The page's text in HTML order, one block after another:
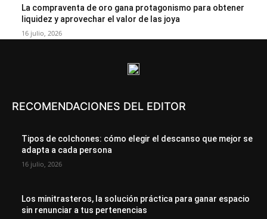
La compraventa de oro gana protagonismo para obtener
liquidez y aprovechar el valor de las joya
16 julio, 2026
RECOMENDACIONES DEL EDITOR
Tipos de colchones: cómo elegir el descanso que mejor se
adapta a cada persona
16 julio, 2026
Los minitrasteros, la solución práctica para ganar espacio
sin renunciar a tus pertenencias